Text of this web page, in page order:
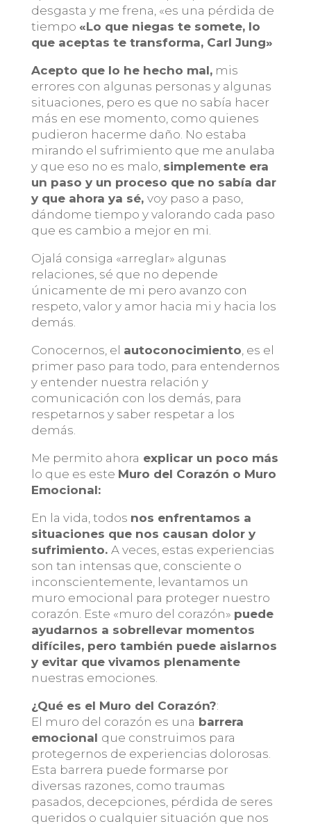
desgasta y me frena, «es una pérdida de
tiempo «Lo que niegas te somete, lo
que aceptas te transforma, Carl Jung»
Acepto que lo he hecho mal,mis
errores con algunas personas y algunas
situaciones, pero es que no sabía hacer
más en ese momento, como quienes
pudieron hacerme daño. No estaba
mirando el sufrimiento que me anulaba
y que eso no es malo, simplemente era
un paso y un proceso que no sabía dar
y que ahora ya sé, voy paso a paso,
dándome tiempo y valorando cada paso
que es cambio a mejor en mi.
Ojalá consiga «arreglar» algunas
relaciones, sé que no depende
únicamente de mi pero avanzo con
respeto, valor y amor hacia mi y hacia los
demás.
Conocernos, el autoconocimiento, es el
primer paso para todo, para entendernos
y entender nuestra relación y
comunicación con los demás, para
respetarnos y saber respetar a los
demás.
Me permito ahora explicar un poco más
lo que es este Muro del Corazón o Muro
Emocional:
En la vida, todos nos enfrentamos a
situaciones que nos causan dolor y
sufrimiento. A veces, estas experiencias
son tan intensas que, consciente o
inconscientemente, levantamos un
muro emocional para proteger nuestro
corazón. Este «muro del corazón» puede
ayudarnos a sobrellevar momentos
difíciles, pero también puede aislarnos
y evitar que vivamos plenamente
nuestras emociones.
¿Qué es el Muro del Corazón?:
El muro del corazón es una barrera
emocional que construimos para
protegernos de experiencias dolorosas.
Esta barrera puede formarse por
diversas razones, como traumas
pasados, decepciones, pérdida de seres
queridos o cualquier situación que nos